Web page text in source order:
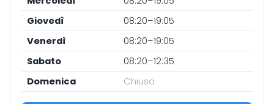
Giovedì
08:20–19:05
Venerdì
08:20–19:05
Sabato
08:20–12:35
Domenica
Chiuso